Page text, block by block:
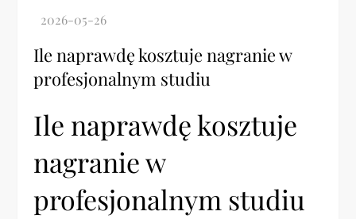
Ile naprawdę kosztuje nagranie w
profesjonalnym studiu
Ile naprawdę kosztuje
nagranie w
profesjonalnym studiu